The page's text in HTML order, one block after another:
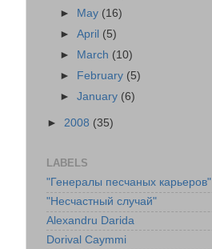
►
May (16)
►April (5)
►
March (10)
►
February (5)
►January (6)
► 2008 (35)
LABELS
"Генералы песчаных карьеров"
"Несчастный случай"
Alexandru Darida
Dorival Caymmi